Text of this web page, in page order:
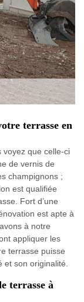
terrasse en
voyez que celle-ci
de vernis de
champignons ;
est qualifiée
Fort d’une
est apte à
à notre
appliquer les
terrasse puisse
et son originalité.
terrasse à